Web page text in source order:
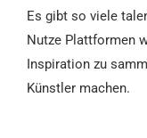
Es gibt so viele
Nutze Plattformen
Inspiration zu
Künstler machen.